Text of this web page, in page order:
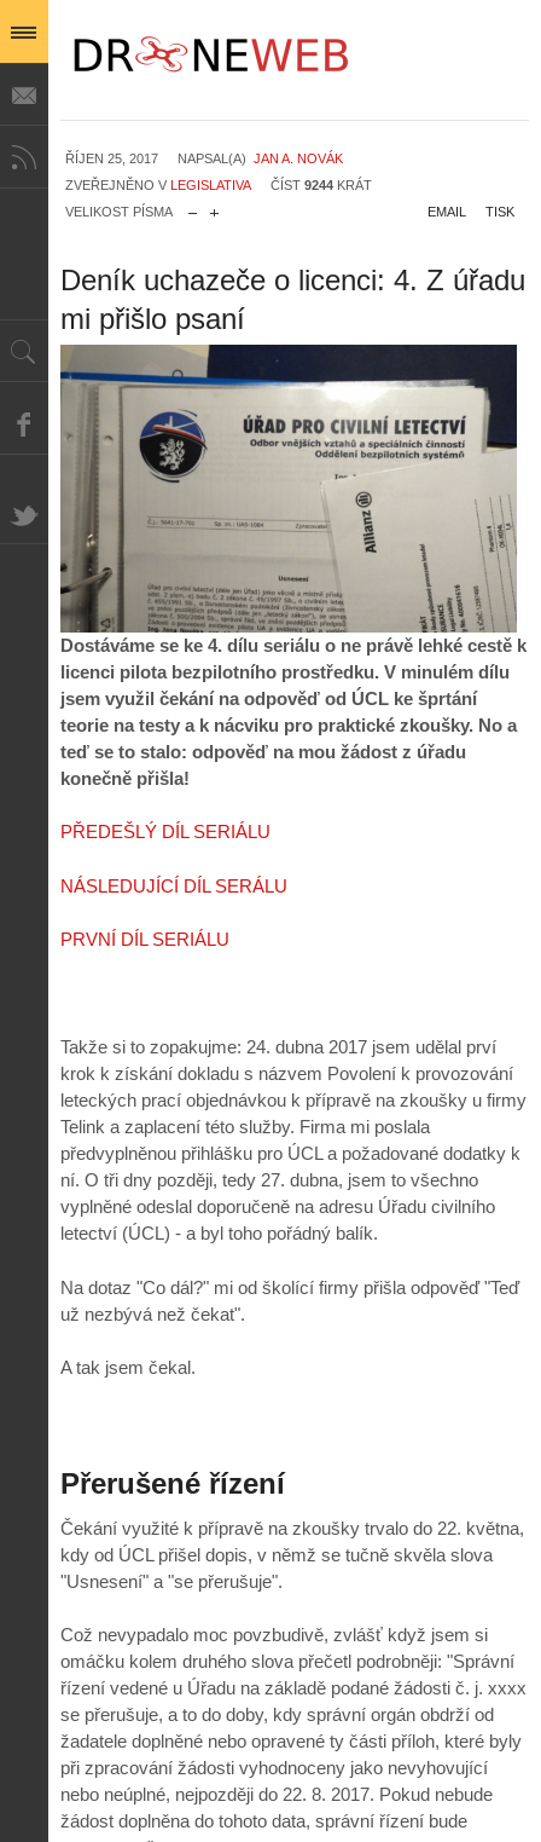
ŘÍJEN 25, 2017 NAPSAL(A) JAN A. NOVÁK
ZVEŘEJNĚNO V LEGISLATIVA ČÍST 9244 KRÁT
VELIKOST PÍSMA
TISK
EMAIL
Deník uchazeče o licenci: 4. Z úřadu
mi přišlo psaní
Dostáváme se ke 4. dílu seriálu o ne právě lehké cestě k
licenci pilota bezpilotního prostředku. V minulém dílu
jsem využil čekání na odpověď od ÚCL ke šprtání
teorie na testy a k nácviku pro praktické zkoušky. No a
teď se to stalo: odpověď na mou žádost z úřadu
konečně přišla!
PŘEDEŠLÝ DÍL SERIÁLU
NÁSLEDUJÍCÍ DÍL SERÁLU
PRVNÍ DÍL SERIÁLU
Takže si to zopakujme: 24. dubna 2017 jsem udělal prví
krok k získání dokladu s názvem Povolení k provozování
leteckých prací objednávkou k přípravě na zkoušky u firmy
Telink a zaplacení této služby. Firma mi poslala
předvyplněnou přihlášku pro ÚCL a požadované dodatky k
ní. O tři dny později, tedy 27. dubna, jsem to všechno
vyplněné odeslal doporučeně na adresu Úřadu civilního
letectví (ÚCL) - a byl toho pořádný balík.
Na dotaz "Co dál?" mi od školící firmy přišla odpověď "Teď
už nezbývá než čekat".
A tak jsem čekal.
Přerušené řízení
Čekání využité k přípravě na zkoušky trvalo do 22. května,
kdy od ÚCL přišel dopis, v němž se tučně skvěla slova
"Usnesení" a "se přerušuje".
Což nevypadalo moc povzbudivě, zvlášť když jsem si
omáčku kolem druhého slova přečetl podrobněji: "Správní
řízení vedené u Úřadu na základě podané žádosti č. j. xxxx
se přerušuje, a to do doby, kdy správní orgán obdrží od
žadatele doplněné nebo opravené ty části příloh, které byly
při zpracování žádosti vyhodnoceny jako nevyhovující
nebo neúplné, nejpozději do 22. 8. 2017. Pokud nebude
žádost doplněna do tohoto data, správní řízení bude